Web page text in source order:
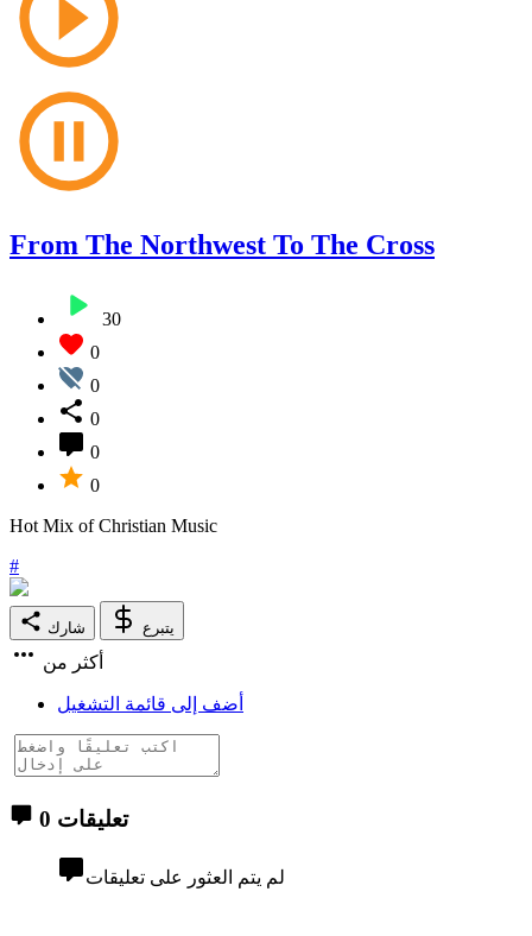
From The Northwest To The Cross
30
0
0
0
0
0
Hot Mix of Christian Music
#
شارك يتبرع
أكثر من
أضف إلى قائمة التشغيل
0 تعليقات
لم يتم العثور على تعليقات